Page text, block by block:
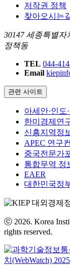
저작권 정책
찾아오시는
30147 세종특별
정책동
TEL 044-
Email
관련 사이트
아세안·인
한미경제연
신흥지역정
APEC 연구
중국전문가
통합무역 정
EAER
대한민국정
ⓒ 2026. Korea
rights reserved.